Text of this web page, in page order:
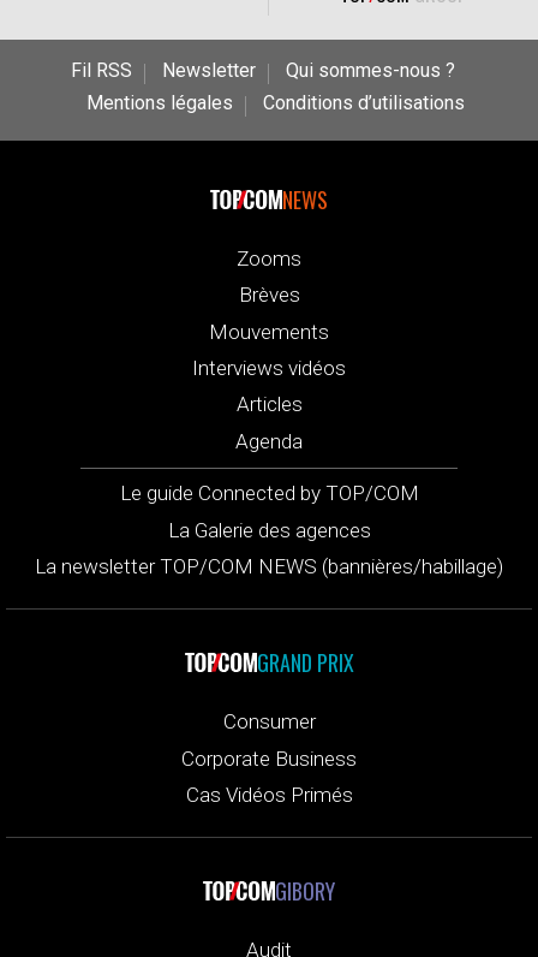
Fil RSS Newsletter
Qui sommes-nous ?
Mentions légales
Conditions d’utilisations
NEWS
Zooms
Brèves
Mouvements
Interviews vidéos
Articles
Agenda
Le guide Connected by TOP/COM
La Galerie des agences
La newsletter TOP/COM NEWS (bannières/habillage)
GRAND PRIX
Consumer
Corporate Business
Cas Vidéos Primés
GIBORY
Audit